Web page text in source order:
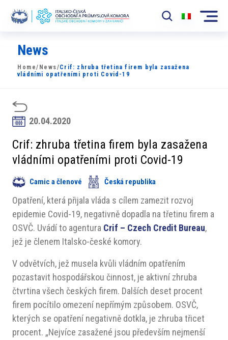
Komora
News
Rozvoj Trhu
Členové
Partneři
​​Projekty
Členská sekce
News
Home/ News/Crif: zhruba třetina firem byla zasažena
vládními opatřeními proti Covid-19
20.04.2020
Crif: zhruba třetina firem byla zasažena
vládními opatřeními proti Covid-19
Camic a členové Česká republika
Opatření, která přijala vláda s cílem zamezit rozvoj
epidemie Covid-19, negativně dopadla na třetinu firem a
OSVČ. Uvádí to agentura Crif – Czech Credit Bureau,
jež je členem Italsko-české komory.
V odvětvích, jež musela kvůli vládním opatřením
pozastavit hospodářskou činnost, je aktivní zhruba
čtvrtina všech českých firem. Dalších deset procent
firem pocítilo omezení nepřímým způsobem. OSVČ,
kterých se opatření negativně dotkla, je zhruba třicet
procent. „Nejvíce zasažené jsou především nejmenší